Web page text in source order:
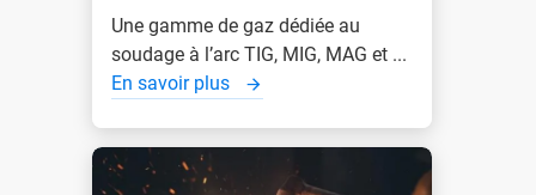
Une gamme de gaz dédiée au
soudage à l’arc TIG, MIG, MAG et ...
En savoir plus